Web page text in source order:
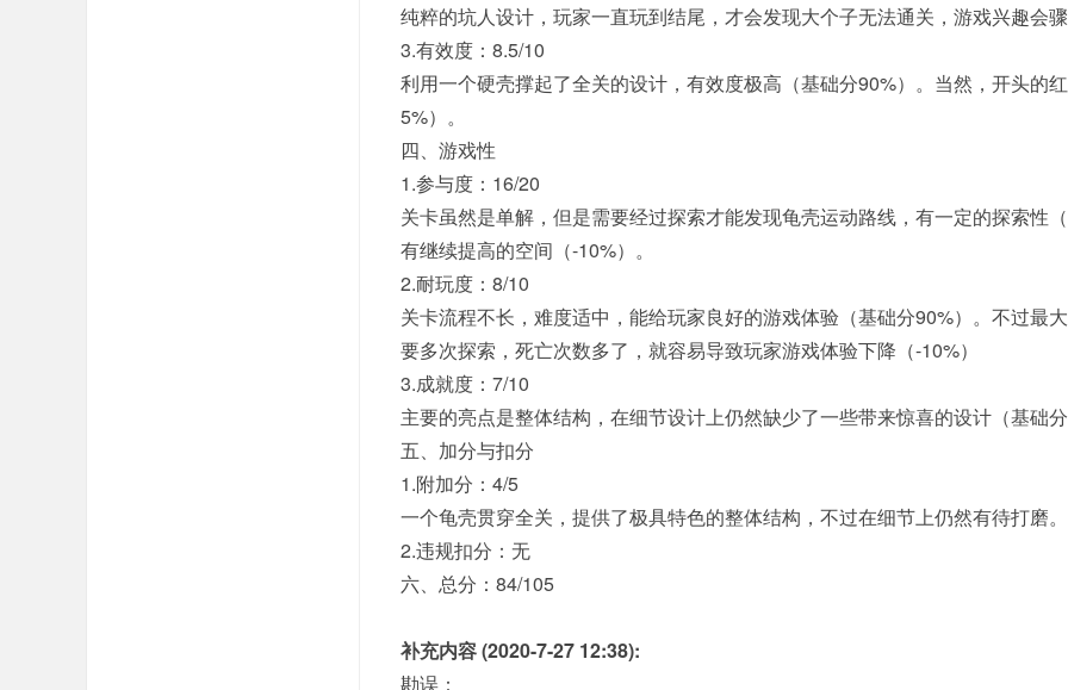
纯粹的坑人设计，玩家一直玩到结尾，才会发现大个子无法通关，游戏兴趣会
3.有效度：8.5/10
利用一个硬壳撑起了全关的设计，有效度极高（基础分90%）。当然，开头的
5%）。
四、游戏性
1.参与度：16/20
关卡虽然是单解，但是需要经过探索才能发现龟壳运动路线，有一定的探索性
有继续提高的空间（-10%）。
2.耐玩度：8/10
关卡流程不长，难度适中，能给玩家良好的游戏体验（基础分90%）。不过最
要多次探索，死亡次数多了，就容易导致玩家游戏体验下降（-10%）
3.成就度：7/10
主要的亮点是整体结构，在细节设计上仍然缺少了一些带来惊喜的设计（基础
五、加分与扣分
1.附加分：4/5
一个龟壳贯穿全关，提供了极具特色的整体结构，不过在细节上仍然有待打磨。
2.违规扣分：无
六、总分：84/105
补充内容 (2020-7-27 12:38):
勘误：